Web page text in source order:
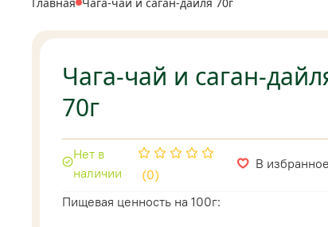
Чага-чай и саган-
70г
(0)
В избранное
Нет в
наличии
Пищевая ценность на 100г: